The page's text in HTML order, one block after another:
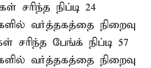
சரிந்த நிப்டி 24
வர்த்தகத்தை நிறைவு
சரிந்த பேங்க் நிப்டி 57
வர்த்தகத்தை நிறைவு